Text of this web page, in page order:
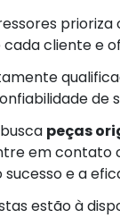
cada cliente e
de
peças
em contato
e a
estão à